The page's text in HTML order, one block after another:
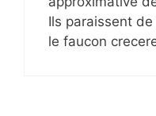
Ils paraissent
le faucon